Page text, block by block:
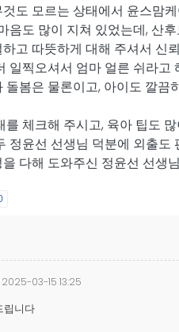
도 모르는 상태에서 윤스맘
음도 많이 지쳐 있었는데, 산
고 따뜻하게 대해 주셔서 신
일찍오셔서 엄마 얼른 쉬라
돌봄은 물론이고, 아이도 깔
를 체크해 주시고, 육아 팁도
정윤선 선생님 덕분에 외출
다해 도와주신 정윤선 선생
2025-03-15 13:25
립니다